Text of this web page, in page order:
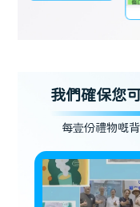
我們確保您
每壹份禮物嘅